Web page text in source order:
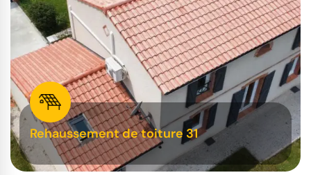
Rehaussement de toiture 31